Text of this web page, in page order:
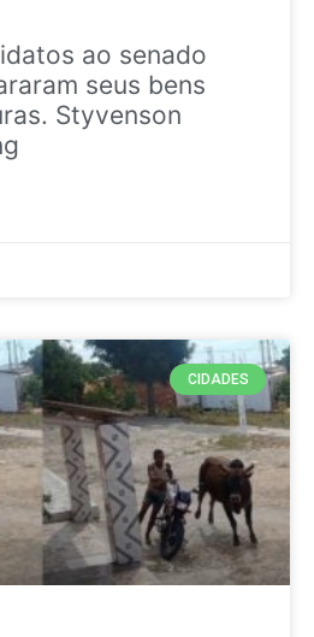
ao senado
seus bens
Styvenson
CIDADES